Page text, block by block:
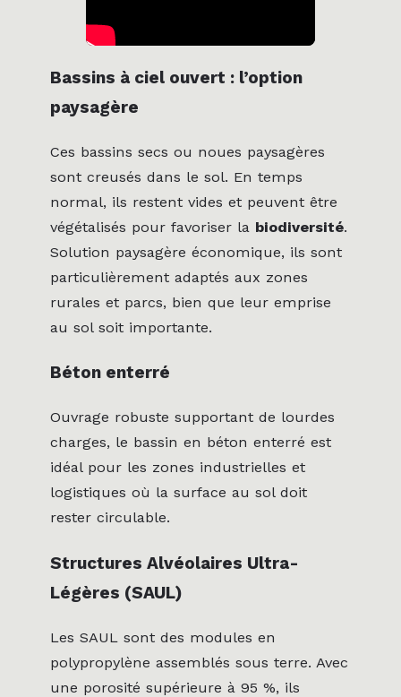
Bassins à ciel ouvert : l’option
paysagère
Ces bassins secs ou noues paysagères
sont creusés dans le sol. En temps
normal, ils restent vides et peuvent être
végétalisés pour favoriser la biodiversité.
Solution paysagère économique, ils sont
particulièrement adaptés aux zones
rurales et parcs, bien que leur emprise
au sol soit importante.
Béton enterré
Ouvrage robuste supportant de lourdes
charges, le bassin en béton enterré est
idéal pour les zones industrielles et
logistiques où la surface au sol doit
rester circulable.
Structures Alvéolaires Ultra-
Légères (SAUL)
Les SAUL sont des modules en
polypropylène assemblés sous terre. Avec
une porosité supérieure à 95 %, ils